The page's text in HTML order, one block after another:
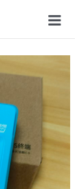
办理流程
新闻资讯
联系我们